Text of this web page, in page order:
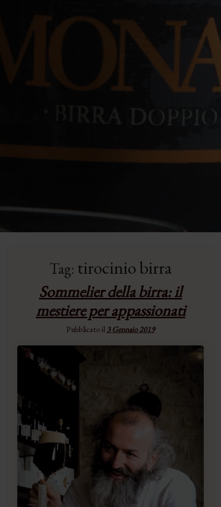
Tag: tirocinio birra
Sommelier della birra: il
mestiere per appassionati
Pubblicato il3 Gennaio 2019